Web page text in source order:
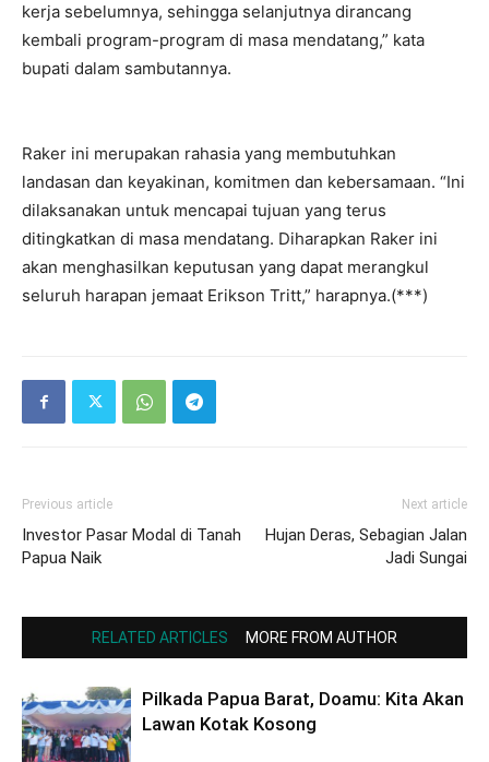
kerja sebelumnya, sehingga selanjutnya dirancang
kembali program-program di masa mendatang,” kata
bupati dalam sambutannya.
Raker ini merupakan rahasia yang membutuhkan
landasan dan keyakinan, komitmen dan kebersamaan. “Ini
dilaksanakan untuk mencapai tujuan yang terus
ditingkatkan di masa mendatang. Diharapkan Raker ini
akan menghasilkan keputusan yang dapat merangkul
seluruh harapan jemaat Erikson Tritt,” harapnya.(***)
Previous article
Investor Pasar Modal di Tanah
Papua Naik
Next article
Hujan Deras, Sebagian Jalan
Jadi Sungai
RELATED ARTICLES MORE FROM AUTHOR
Pilkada Papua Barat, Doamu: Kita Akan
Lawan Kotak Kosong